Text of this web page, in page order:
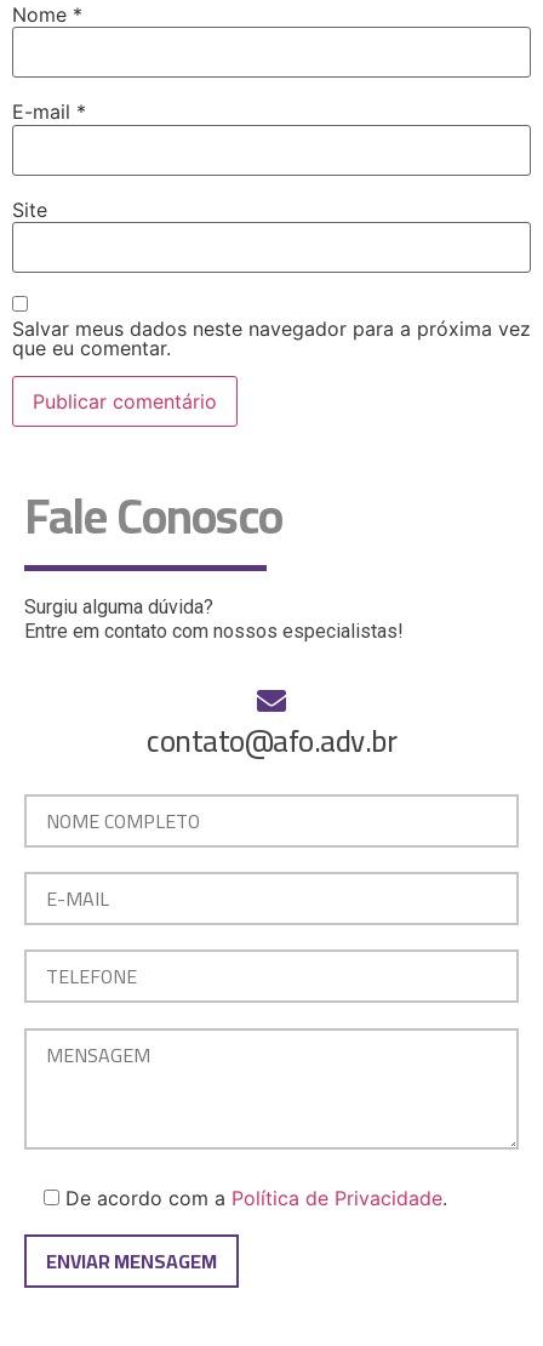
Nome *
E-mail *
Site
Salvar meus dados neste navegador para a próxima vez
que eu comentar.
Fale Conosco
Surgiu alguma dúvida?
Entre em contato com nossos especialistas!
contato@afo.adv.br
De acordo com a Política de Privacidade.